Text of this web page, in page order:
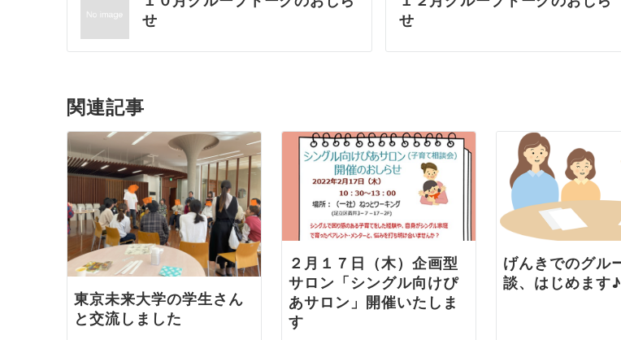
稿
ビ
ゲ
シ
ョ
ン
せ
せ
関連記事
東京未来大学の学生さん
と交流しました
２月１７日（木）企画型
サロン「シングル向けぴ
あサロン」開催いたしま
す
げんきでのグル
談、はじめます♪